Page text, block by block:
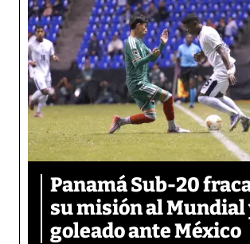
Panamá Sub-20
su misión al Mundial
goleado ante México